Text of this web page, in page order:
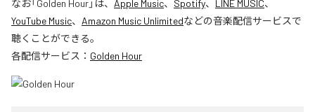
なお「Golden Hour」は、 Apple Music、 Spotify、 LINE MUSIC、
YouTube Music、 Amazon Music Unlimitedなどの音楽配信サービスで
聴くことができる。
各配信サービス： Golden Hour